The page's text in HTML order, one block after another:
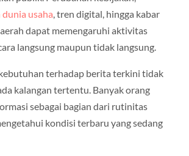
usaha, tren digital, hingga kabar
dapat memengaruhi aktivitas
langsung maupun tidak langsung.
terhadap berita terkini tidak
kalangan tertentu. Banyak orang
sebagai bagian dari rutinitas
kondisi terbaru yang sedang